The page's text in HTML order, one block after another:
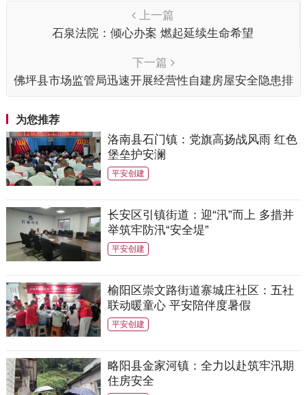
上一篇
石泉法院：倾心办案 燃起延续生命希望
下一篇
佛坪县市场监管局迅速开展经营性自建房屋安全隐患排
为您推荐
洛南县石门镇：党旗高扬战风雨 红色
堡垒护安澜
平安创建
长安区引镇街道：迎“汛”而上 多措并
举筑牢防汛“安全堤”
平安创建
榆阳区崇文路街道寨城庄社区：五社
联动暖童心 平安陪伴度暑假
平安创建
略阳县金家河镇：全力以赴筑牢汛期
住房安全